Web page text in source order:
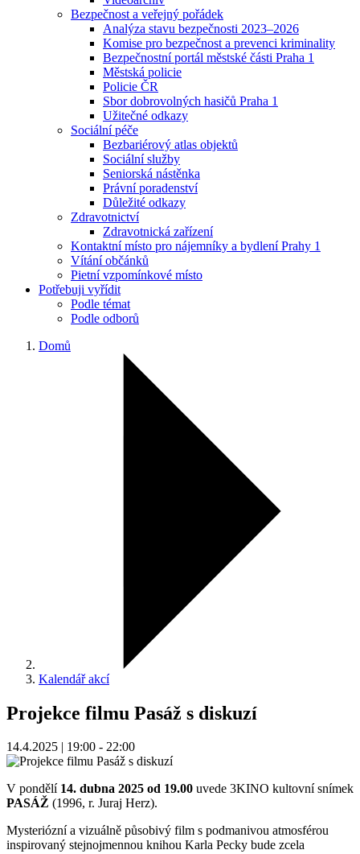
Bezpečnost a veřejný pořádek
Analýza stavu bezpečnosti 2023–2026
Komise pro bezpečnost a prevenci kriminality
Bezpečnostní portál městské části Praha 1
Městská policie
Policie ČR
Sbor dobrovolných hasičů Praha 1
Užitečné odkazy
Sociální péče
Bezbariérový atlas objektů
Sociální služby
Seniorská nástěnka
Právní poradenství
Důležité odkazy
Zdravotnictví
Zdravotnická zařízení
Kontaktní místo pro nájemníky a bydlení Prahy 1
Vítání občánků
Pietní vzpomínkové místo
Potřebuji vyřídit
Podle témat
Podle odborů
Domů
Kalendář akcí
Projekce filmu Pasáž s diskuzí
14.4.2025 | 19:00 - 22:00
V pondělí 14. dubna 2025 od 19.00 uvede 3KINO kultovní snímek
PASÁŽ (1996, r. Juraj Herz).
Mysteriózní a vizuálně působivý film s podmanivou atmosférou
inspirovaný stejnojmennou knihou Karla Pecky bude zcela